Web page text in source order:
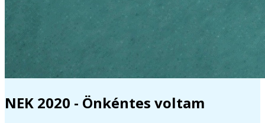
NEK 2020 - Önkéntes voltam